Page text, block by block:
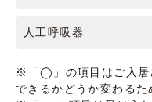
人工呼吸器
※「◯」の項目はご入居
できるかどうか変わるた